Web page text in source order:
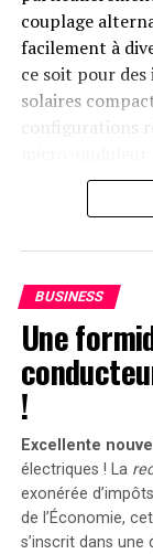
couplage
facilement à
ce soit pour
solaires
configurations
Avec une
domestique
peut être
ouvre la
portant ainsi la
2400 watts
de stockage
jusqu’à cinq
kilowattheure
9,6
BUSINESS
Une
!
Excellente
électriques ! La
exonérée
de l’Économie,
s’inscrit dans